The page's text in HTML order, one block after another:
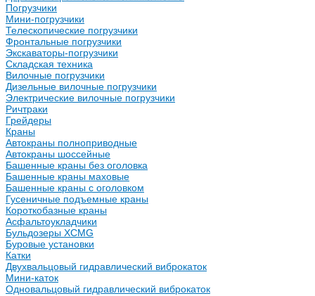
Погрузчики
Мини-погрузчики
Телескопические погрузчики
Фронтальные погрузчики
Экскаваторы-погрузчики
Складская техника
Вилочные погрузчики
Дизельные вилочные погрузчики
Электрические вилочные погрузчики
Ричтраки
Грейдеры
Краны
Автокраны полноприводные
Автокраны шоссейные
Башенные краны без оголовка
Башенные краны маховые
Башенные краны с оголовком
Гусеничные подъемные краны
Короткобазные краны
Асфальтоукладчики
Бульдозеры XCMG
Буровые установки
Катки
Двухвальцовый гидравлический виброкаток
Мини-каток
Одновальцовый гидравлический виброкаток